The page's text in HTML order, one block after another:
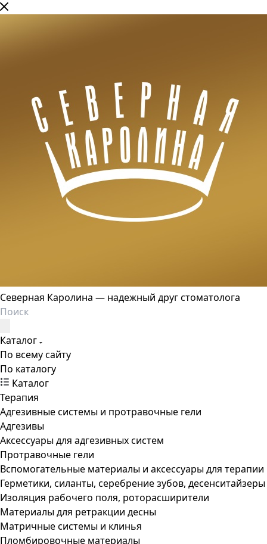
Северная Каролина — надежный друг стоматолога
Каталог
По всему сайту
По каталогу
Каталог
Терапия
Адгезивные системы и протравочные гели
Адгезивы
Аксессуары для адгезивных систем
Протравочные гели
Вспомогательные материалы и аксессуары для терапии
Герметики, силанты, серебрение зубов, десенситайзеры
Изоляция рабочего поля, роторасширители
Материалы для ретракции десны
Матричные системы и клинья
Пломбировочные материалы